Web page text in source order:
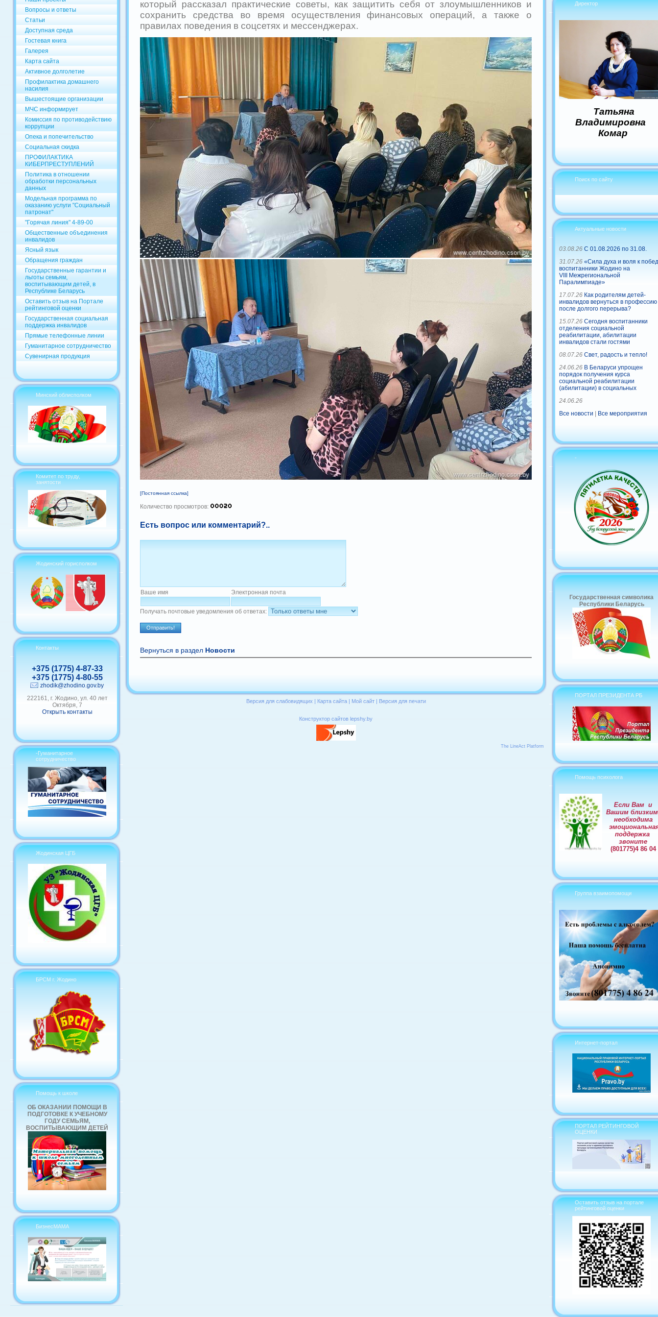
Вопросы и ответы
Статьи
Доступная среда
Гостевая книга
Галерея
Карта сайта
Активное долголетие
Профилактика домашнего
насилия
Вышестоящие организации
МЧС информирует
Комиссия по противодействию
коррупции
Опека и попечительство
Социальная скидка
ПРОФИЛАКТИКА
КИБЕРПРЕСТУПЛЕНИЙ
Политика в отношении
обработки персональных
данных
Модельная программа по
оказанию услуги "Социальный
патронат"
"Горячая линия" 4-89-00
Общественные объединения
инвалидов
Ясный язык
Обращения граждан
Государственные гарантии и
льготы семьям,
воспитывающим детей, в
Республике Беларусь
Оставить отзыв на Портале
рейтинговой оценки
Государственная социальная
поддержка инвалидов
Прямые телефонные линии
Гуманитарное сотрудничество
Сувенирная продукция
Минский облисполком
Комитет по труду,
занятости
Жодинский горисполком
Контакты
+375 (1775) 4-87-33
+375 (1775) 4-80-55
zhodik@zhodino.gov.by
222161, г. Жодино, ул. 40 лет
Октября, 7
Открыть контакты
-Гуманитарное
сотрудничество
Жодинская ЦГБ
БРСМ г. Жодино
Помощь к школе
ОБ ОКАЗАНИИ ПОМОЩИ В
ПОДГОТОВКЕ К УЧЕБНОМУ
ГОДУ СЕМЬЯМ,
ВОСПИТЫВАЮЩИМ ДЕТЕЙ
БизнесМАМА
который рассказал практические советы, как защитить себя от злоумышленников и
сохранить средства во время осуществления финансовых операций, а также о
правилах поведения в соцсетях и мессенджерах.
[Постоянная ссылка]
Количество просмотров:
Есть вопрос или комментарий?..
Ваше имя Электронная почта
Получать почтовые уведомления об ответах:
Вернуться в раздел Новости
Версия для слабовидящих | Карта сайта | Мой сайт | Версия для печати
Конструктор сайтов lepshy.by
The LineAct Platform
Директор
Татьяна
Владимировна
Комар
Поиск по сайту
Актуальные новости
03.08.26 С 01.08.2026 по 31.08.
31.07.26 «Сила духа и воля к
воспитанники Жодино на
VIII Межрегиональной
Паралимпиаде»
17.07.26 Как родителям детей-
инвалидов вернуться в профессию
после долгого перерыва?
15.07.26 Сегодня воспитанники
отделения социальной
реабилитации, абилитации
инвалидов стали гостями
08.07.26 Свет, радость и тепло!
24.06.26 В Беларуси упрощен
порядок получения курса
социальной реабилитации
(абилитации) в социальных
24.06.26
Все новости
Все мероприятия
-
Государственная символика
Республики Беларусь
ПОРТАЛ ПРЕЗИДЕНТА РБ
Помощь психолога
Если Вам и
Вашим
необходима
поддержка
звоните
(801775)4 86 04
Группа взаимопомощи
Интернет-портал
ПОРТАЛ РЕЙТИНГОВОЙ
ОЦЕНКИ
Оставить отзыв на портале
рейтинговой оценки